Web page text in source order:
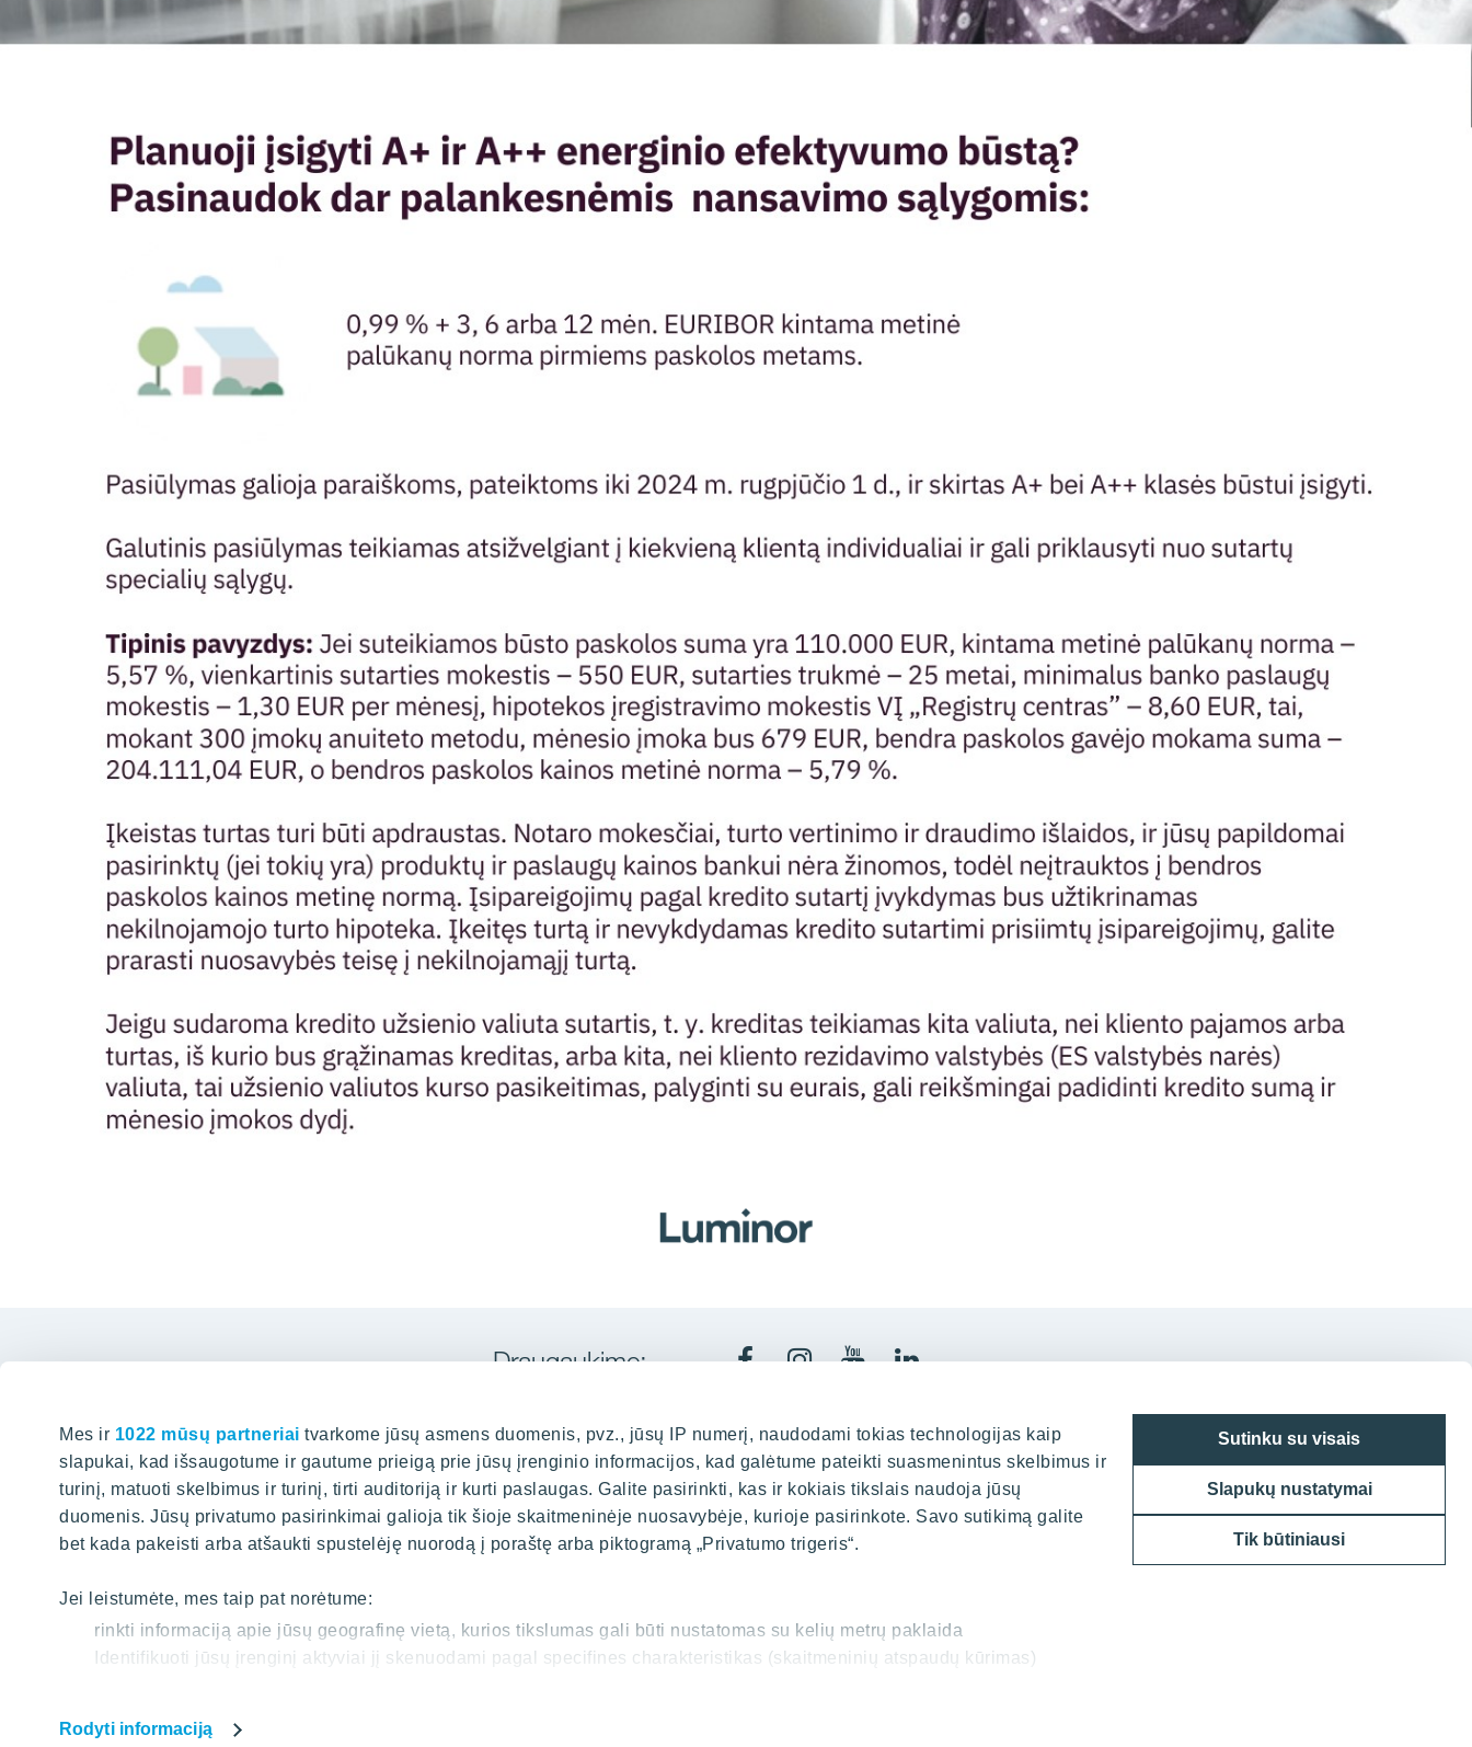
Mes ir 1022 mūsų partneriai tvarkome jūsų asmens duomenis, pvz., jūsų IP numerį, naudodami tokias technologijas kaip
slapukai, kad išsaugotume ir gautume prieigą prie jūsų įrenginio informacijos, kad galėtume pateikti suasmenintus skelbimus ir
turinį, matuoti skelbimus ir turinį, tirti auditoriją ir kurti paslaugas. Galite pasirinkti, kas ir kokiais tikslais naudoja jūsų
duomenis. Jūsų privatumo pasirinkimai galioja tik šioje skaitmeninėje nuosavybėje, kurioje pasirinkote. Savo sutikimą galite
bet kada pakeisti arba atšaukti spustelėję nuorodą į poraštę arba piktogramą „Privatumo trigeris“.
Jei leistumėte, mes taip pat norėtume:
rinkti informaciją apie jūsų geografinę vietą, kurios tikslumas gali būti nustatomas su kelių metrų paklaida
Identifikuoti jūsų įrenginį aktyviai jį skenuodami pagal specifines charakteristikas (skaitmeninių atspaudų kūrimas)
Rodyti informaciją
Sutinku su visais
Slapukų nustatymai
Tik būtiniausi
Draugaukime:
PAIEŠKA
Įveskite paieškos žodžius
Biuras Kaune
Karaliaus Mindaugo pr. 35, LT-44307
Biuras Vilniuje
Spaudos g. 7, LT-05132